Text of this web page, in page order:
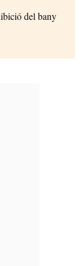
del bany